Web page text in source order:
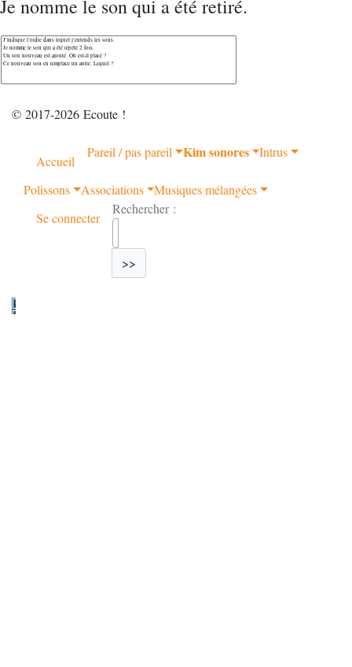
Je nomme le son qui a été retiré.
© 2017-2026 Ecoute !
Accueil
Pareil / pas pareil Kim sonores Intrus
Polissons Associations
Musiques mélangées
Se connecter
Rechercher :
>>